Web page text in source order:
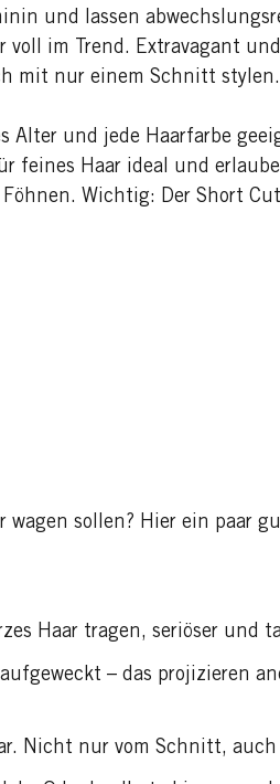
und lassen
voll im Trend. Extravagant
mit nur einem Schnitt stylen.
Alter und jede Haarfarbe
feines Haar ideal und
Wichtig: Der Short
sollen? Hier ein paar
Haar tragen, seriöser und
– das projizieren
Nicht nur vom Schnitt, auch